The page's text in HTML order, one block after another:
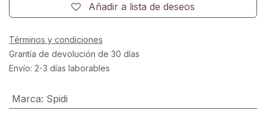
Añadir a lista de deseos
Términos y condiciones
Grantía de devolución de 30 días
Envío: 2-3 días laborables
Marca: Spidi